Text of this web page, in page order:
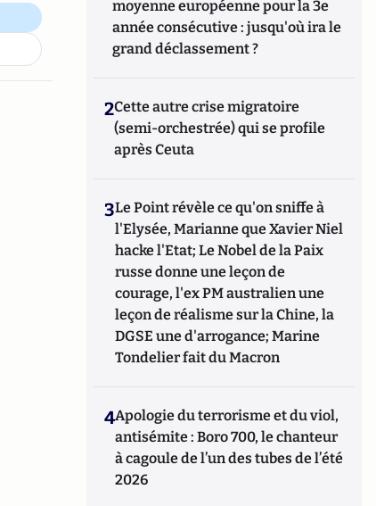
moyenne européenne pour la 3e
année consécutive : jusqu'où ira le
grand déclassement ?
2Cette autre crise migratoire
(semi-orchestrée) qui se profile
après Ceuta
3Le Point révèle ce qu'on sniffe à
l'Elysée, Marianne que Xavier Niel
hacke l'Etat; Le Nobel de la Paix
russe donne une leçon de
courage, l'ex PM australien une
leçon de réalisme sur la Chine, la
DGSE une d'arrogance; Marine
Tondelier fait du Macron
4Apologie du terrorisme et du viol,
antisémite : Boro 700, le chanteur
à cagoule de l’un des tubes de l’été
2026